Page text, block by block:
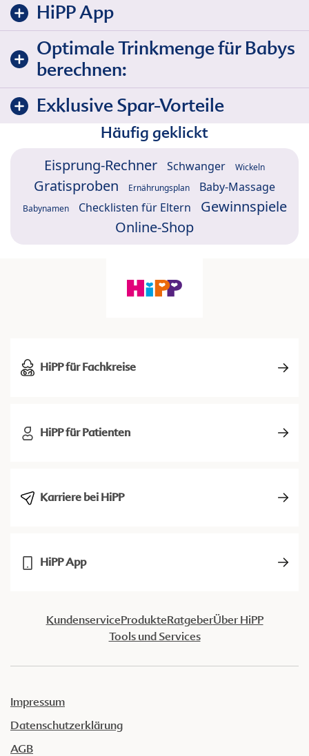
HiPP App
Optimale Trinkmenge für Babys
berechnen:
Exklusive Spar-Vorteile
Häufig geklickt
Eisprung-Rechner Schwanger Wickeln
Gratisproben Ernährungsplan Baby-Massage
Babynamen Checklisten für Eltern
Gewinnspiele
Online-Shop
HiPP für Fachkreise
HiPP für Patienten
Karriere bei HiPP
HiPP App
KundenserviceProdukteRatgeberÜber HiPP
Tools und Services
Impressum
Datenschutzerklärung
AGB